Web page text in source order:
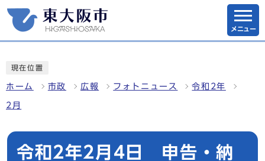
メニュー
現在位置
ホーム 市政 広報 フォトニュース 令和2年
2月
令和2年2月4日 申告・納